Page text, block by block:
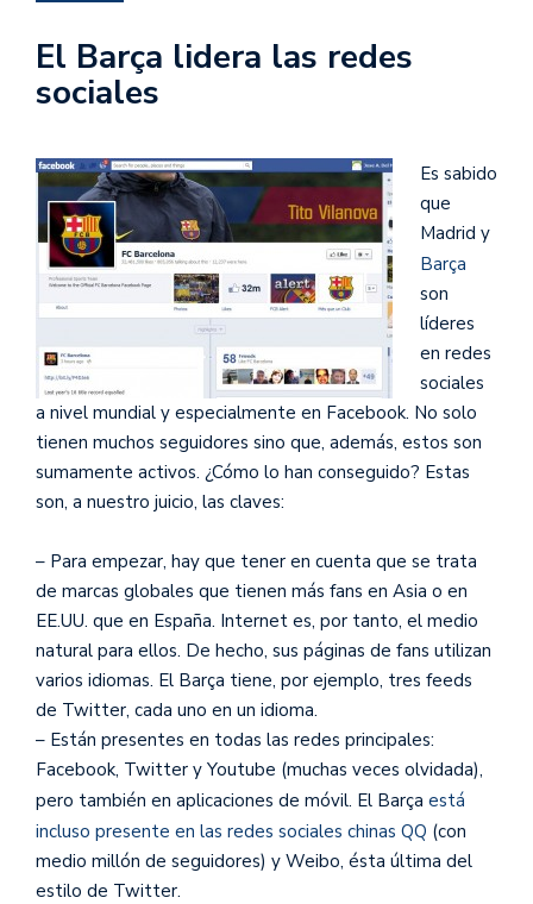
El Barça lidera las redes
sociales
Es sabido
que
Madrid y
Barça
son
líderes
en redes
sociales
a nivel mundial y especialmente en Facebook. No solo
tienen muchos seguidores sino que, además, estos son
sumamente activos. ¿Cómo lo han conseguido? Estas
son, a nuestro juicio, las claves:
– Para empezar, hay que tener en cuenta que se trata
de marcas globales que tienen más fans en Asia o en
EE.UU. que en España. Internet es, por tanto, el medio
natural para ellos. De hecho, sus páginas de fans utilizan
varios idiomas. El Barça tiene, por ejemplo, tres feeds
de Twitter, cada uno en un idioma.
– Están presentes en todas las redes principales:
Facebook, Twitter y Youtube (muchas veces olvidada),
pero también en aplicaciones de móvil. El Barça está
incluso presente en las redes sociales chinas QQ (con
medio millón de seguidores) y Weibo, ésta última del
estilo de Twitter.